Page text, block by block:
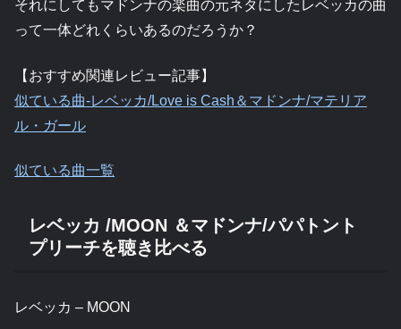
それにしてもマドンナの楽曲の元ネタにしたレベッカの曲
って一体どれくらいあるのだろうか？
【おすすめ関連レビュー記事】
似ている曲-レベッカ/Love is Cash＆マドンナ/マテリア
ル・ガール
似ている曲一覧
レベッカ /MOON ＆マドンナ/パパトント
プリーチを聴き比べる
レベッカ – MOON